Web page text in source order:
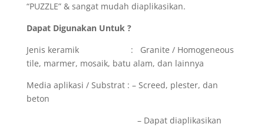
“PUZZLE” & sangat mudah diaplikasikan.
Dapat Digunakan Untuk ?
Jenis keramik : Granite / Homogeneous
tile, marmer, mosaik, batu alam, dan lainnya
Media aplikasi / Substrat : – Screed, plester, dan
beton
– Dapat diaplikasikan